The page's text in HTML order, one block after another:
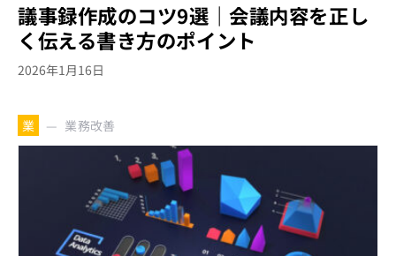
議事録作成のコツ9選｜会議内容を正し
く伝える書き方のポイント
2026年1月16日
業 業務改善